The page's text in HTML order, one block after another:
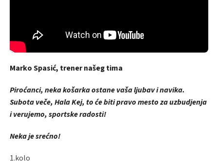
Marko Spasić, trener našeg tima
Piroćanci, neka košarka ostane vaša ljubav i navika.
Subota veče, Hala Kej, to će biti pravo mesto za uzbudjenja
i verujemo, sportske radosti!
Neka je srećno!
1.kolo